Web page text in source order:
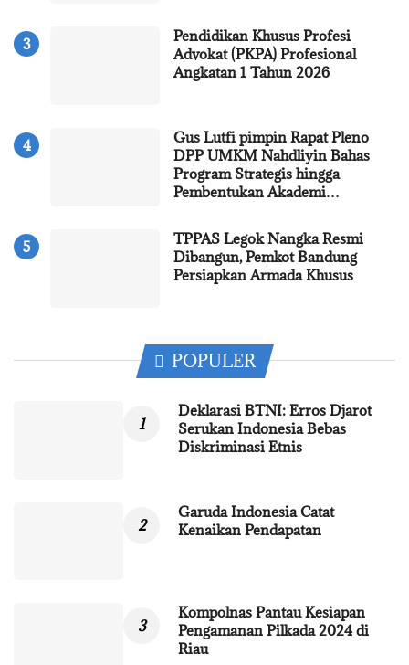
Pendidikan Khusus Profesi
Advokat (PKPA) Profesional
Angkatan 1 Tahun 2026
Gus Lutfi pimpin Rapat Pleno
DPP UMKM Nahdliyin Bahas
Program Strategis hingga
Pembentukan Akademi…
TPPAS Legok Nangka Resmi
Dibangun, Pemkot Bandung
Persiapkan Armada Khusus
POPULER
Deklarasi BTNI: Erros Djarot
Serukan Indonesia Bebas
Diskriminasi Etnis
Garuda Indonesia Catat
Kenaikan Pendapatan
Kompolnas Pantau Kesiapan
Pengamanan Pilkada 2024 di
Riau